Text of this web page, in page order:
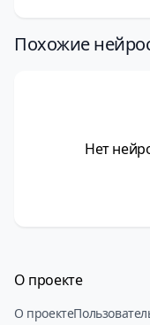
Похожие
Нет
О проекте
О проекте